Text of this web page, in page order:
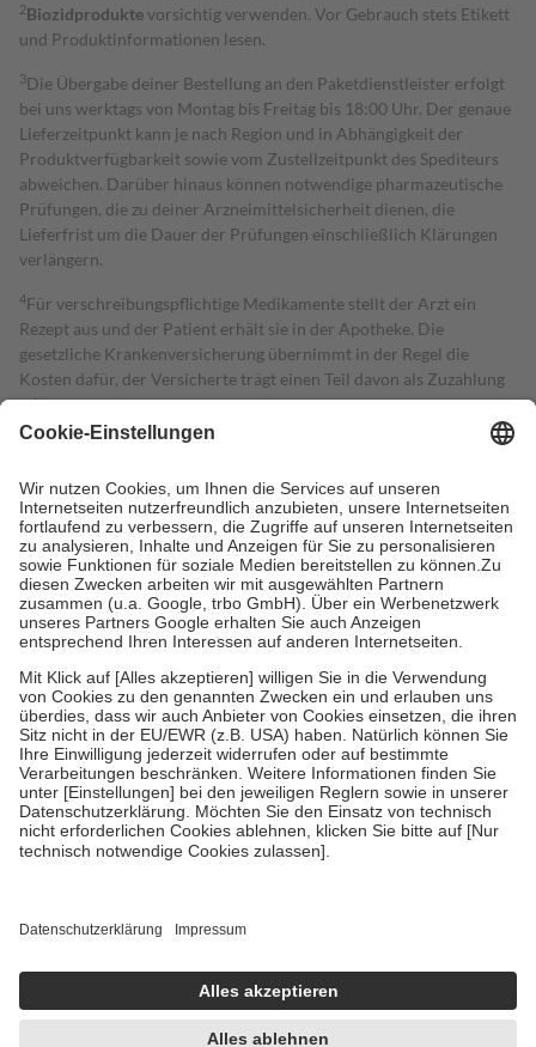
2Biozidproduktevorsichtig verwenden. Vor Gebrauch stets Etikett
und Produktinformationen lesen.
3Die Übergabe deiner Bestellung an den Paketdienstleister erfolgt
bei uns werktags von Montag bis Freitag bis 18:00 Uhr. Der genaue
Lieferzeitpunkt kann je nach Region und in Abhängigkeit der
Produktverfügbarkeit sowie vom Zustellzeitpunkt des Spediteurs
abweichen. Darüber hinaus können notwendige pharmazeutische
Prüfungen, die zu deiner Arzneimittelsicherheit dienen, die
Lieferfrist um die Dauer der Prüfungen einschließlich Klärungen
verlängern.
4Für verschreibungspflichtige Medikamente stellt der Arzt ein
Rezept aus und der Patient erhält sie in der Apotheke. Die
gesetzliche Krankenversicherung übernimmt in der Regel die
Kosten dafür, der Versicherte trägt einen Teil davon als Zuzahlung
mit.
Grundsätzlich leisten Mitglieder Zuzahlungen in Höhe von zehn
höchstens zehn Euro.
Es sind jedoch nie mehr als die tatsächlichen
Kosten der Leistung zu entrichten.
Diese Regeln gelten grundsätzlich auch für Online-Apotheken.
Bei Heilmitteln und häuslicher Krankenpflege beträgt die
Zuzahlung zehn Prozent der Kosten sowie zehn Euro je
Verordnung.
Um das Engagement der Versicherten für ihre eigene Gesundheit zu
stärken und die besondere Stellung der Familie zu unterstützen,
fallenkeine Zuzahlungenan bei:
• Kindern und Jugendlichen bis zum vollendeten 18. Lebensjahr
mit Ausnahme der Fahrkosten
• Untersuchungen zur Vorsorge und Früherkennung, die von der
GKV getragen werden
• empfohlenen Schutzimpfungen
• Harn- und Blutteststreifen
getroffen, um sicherzustellen, dass es sich um echte Bewertungen
https://help.etrusted.com/hc/de/articles/4419944605341
Einige Bilder und Inhalte wurden unter Zuhilfenahme künstlicher